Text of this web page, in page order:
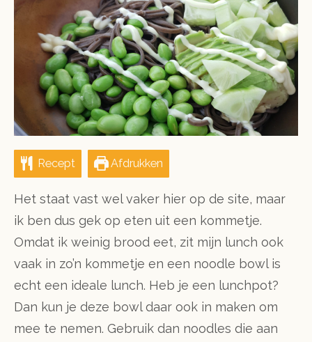
Recept Afdrukken
Het staat vast wel vaker hier op de site, maar
ik ben dus gek op eten uit een kommetje.
Omdat ik weinig brood eet, zit mijn lunch ook
vaak in zo’n kommetje en een noodle bowl is
echt een ideale lunch. Heb je een lunchpot?
Dan kun je deze bowl daar ook in maken om
mee te nemen. Gebruik dan noodles die aan